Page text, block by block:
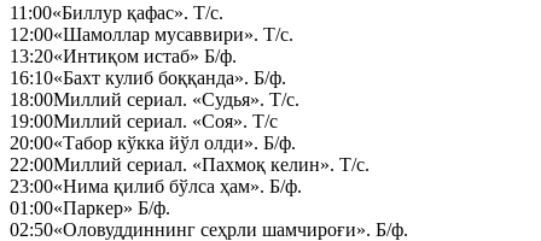
11:00«Биллур қафас». Т/с.
12:00«Шамоллар мусаввири». Т/с.
13:20«Интиқом истаб» Б/ф.
16:10«Бахт кулиб боққанда». Б/ф.
18:00Миллий сериал. «Судья». Т/с.
19:00Миллий сериал. «Соя». Т/с
20:00«Табор кўкка йўл олди». Б/ф.
22:00Миллий сериал. «Пахмоқ келин». Т/с.
23:00«Нима қилиб бўлса ҳам». Б/ф.
01:00«Паркер» Б/ф.
02:50«Оловуддиннинг сеҳрли шамчироғи». Б/ф.